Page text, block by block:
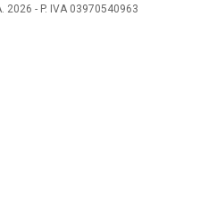
2026 - P. IVA 03970540963